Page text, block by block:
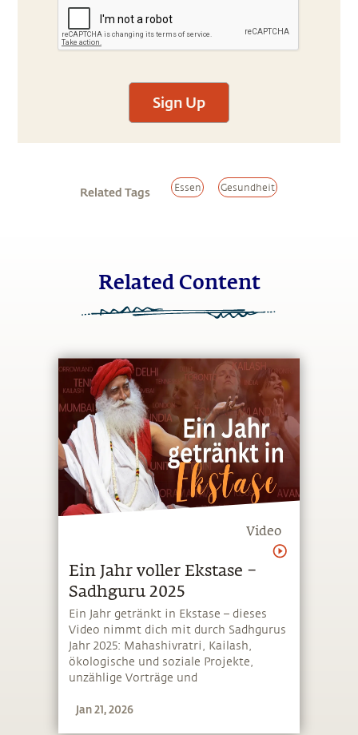
Sign Up
Related Tags Essen Gesundheit
Related Content
Video
Ein Jahr voller Ekstase –
Sadhguru 2025
Ein Jahr getränkt in Ekstase – dieses
Video nimmt dich mit durch Sadhgurus
Jahr 2025: Mahashivratri, Kailash,
ökologische und soziale Projekte,
unzählige Vorträge und
Jan 21, 2026